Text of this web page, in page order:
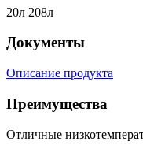
20л 208л
Документы
Описание продукта
Преимущества
Отличные